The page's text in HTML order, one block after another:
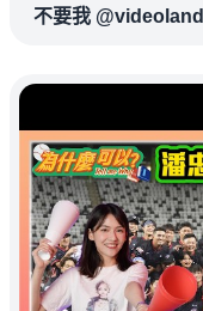
不要我